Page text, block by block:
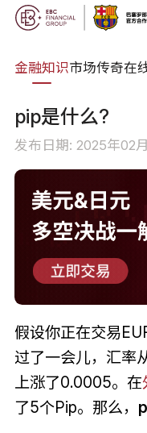
金融知识市场传奇在
pip是什么?
发布日期: 2025年02
假设你正在交易
过了一会儿，汇率
上涨了0.0005。在
了5个Pip。那么，